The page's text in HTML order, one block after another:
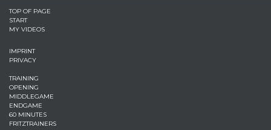
TOP OF PAGE
START
MY VIDEOS
IMPRINT
PRIVACY
TRAINING
OPENING
MIDDLEGAME
ENDGAME
60 MINUTES
FRITZTRAINERS